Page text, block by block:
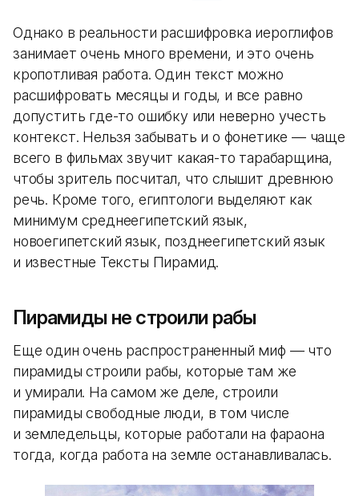
Однако в реальности расшифровка иероглифов
занимает очень много времени, и это очень
кропотливая работа. Один текст можно
расшифровать месяцы и годы, и все равно
допустить где-то ошибку или неверно учесть
контекст. Нельзя забывать и о фонетике — чаще
всего в фильмах звучит какая-то тарабарщина,
чтобы зритель посчитал, что слышит древнюю
речь. Кроме того, египтологи выделяют как
минимум среднеегипетский язык,
новоегипетский язык, позднеегипетский язык
и известные Тексты Пирамид.
Пирамиды не строили рабы
Еще один очень распространенный миф — что
пирамиды строили рабы, которые там же
и умирали. На самом же деле, строили
пирамиды свободные люди, в том числе
и земледельцы, которые работали на фараона
тогда, когда работа на земле останавливалась.